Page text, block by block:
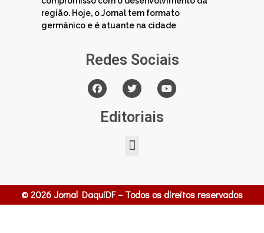
região. Hoje, o Jornal tem formato
germânico e é atuante na cidade
Redes Sociais
Editoriais
© 2026 Jornal DaquiDF – Todos os direitos reservados